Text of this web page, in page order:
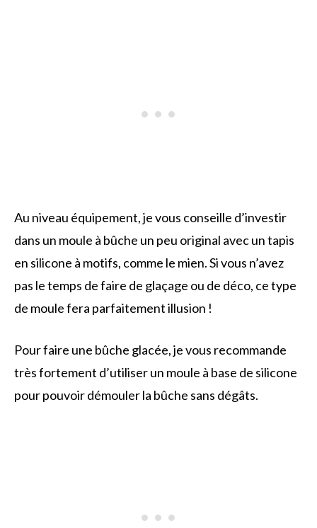
Au niveau équipement, je vous conseille d’investir
dans un moule à bûche un peu original avec un tapis
en silicone à motifs, comme le mien. Si vous n’avez
pas le temps de faire de glaçage ou de déco, ce type
de moule fera parfaitement illusion !
Pour faire une bûche glacée, je vous recommande
très fortement d’utiliser un moule à base de silicone
pour pouvoir démouler la bûche sans dégâts.